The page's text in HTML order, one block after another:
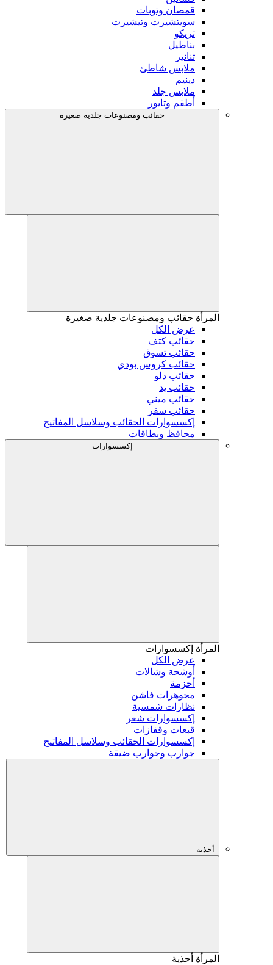
قمصان وتوبات
سويتشيرت وتيشيرت
تريكو
بناطيل
تنانير
ملابس شاطئ
دينيم
ملابس جلد
أطقم وتايور
حقائب ومصنوعات جلدية صغيرة
المرأة حقائب ومصنوعات جلدية صغيرة
عرض الكل
حقائب كتف
حقائب تسوق
حقائب كروس بودي
حقائب دلو
حقائب يد
حقائب ميني
حقائب سفر
إكسسوارات الحقائب وسلاسل المفاتيح
محافظ وبطاقات
إكسسوارات
المرأة إكسسوارات
عرض الكل
أوشحة وشالات
أحزمة
مجوهرات فاشن
نظارات شمسية
إكسسوارات شعر
قبعات وقفازات
إكسسوارات الحقائب وسلاسل المفاتيح
جوارب وجوارب ضيقة
أحذية
المرأة أحذية